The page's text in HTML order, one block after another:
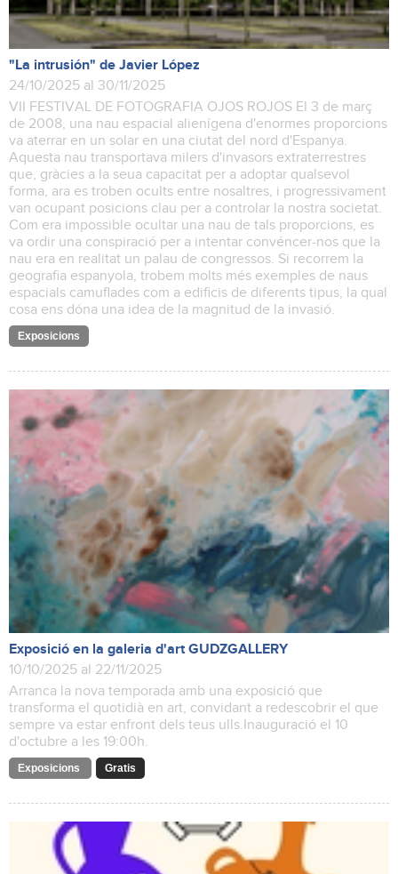
"La intrusión" de Javier López
24/10/2025 al 30/11/2025
VII FESTIVAL DE FOTOGRAFIA OJOS ROJOS El 3 de març
de 2008, una nau espacial alienígena d'enormes proporcions
va aterrar en un solar en una ciutat del nord d'Espanya.
Aquesta nau transportava milers d'invasors extraterrestres
que, gràcies a la seua capacitat per a adoptar qualsevol
forma, ara es troben ocults entre nosaltres, i progressivament
van ocupant posicions clau per a controlar la nostra societat.
Com era impossible ocultar una nau de tals proporcions, es
va ordir una conspiració per a intentar convéncer-nos que la
nau era en realitat un palau de congressos. Si recorrem la
geografia espanyola, trobem molts més exemples de naus
espacials camuflades com a edificis de diferents tipus, la qual
cosa ens dóna una idea de la magnitud de la invasió.
Exposicions
Exposició en la galeria d'art GUDZGALLERY
10/10/2025 al 22/11/2025
Arranca la nova temporada amb una exposició que
transforma el quotidià en art, convidant a redescobrir el que
sempre va estar enfront dels teus ulls.Inauguració el 10
d'octubre a les 19:00h.
Exposicions Gratis